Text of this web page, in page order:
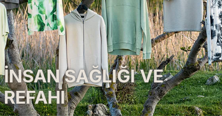
İNSAN SAĞLIĞI VE
REFAHI